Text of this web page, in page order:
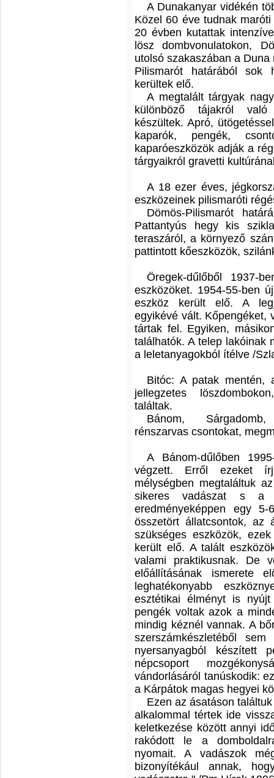
A Dunakanyar vidékén
Közel 60 éve tudnak
20 évben kutattak
lösz dombvonulatokon,
utolsó szakaszában a
Pilismarót határából sok
kerültek elő.
A megtalált tárgyak
különböző tájakról
készültek. Apró,
kaparók, pengék,
kaparóeszközök adják a
tárgyaikról gravetti
A 18 ezer éves,
eszközeinek pilismaróti
Dömös-Pilismarót
Pattantyús hegy kis
teraszáról, a környező
pattintott kőeszközök,
Öregek-dűlőből 1937-
eszközöket. 1954-55-ben
eszköz került elő. A
egyikévé vált. Kőpengéket,
tártak fel. Egyiken,
találhatók. A telep lakóinak
a leletanyagokból ítélve /
Bitóc: A patak mentén,
jellegzetes
találtak.
Bánom,
rénszarvas csontokat,
A Bánom-dűlőben
végzett. Erről ezeket
mélységben megtaláltuk
sikeres vadászat s a
eredményeképpen egy
összetört állatcsontok, az
szükséges eszközök,
került elő. A talált
valami praktikusnak. De
előállításának ismerete
leghatékonyabb
esztétikai élményt is
pengék voltak azok a
mindig kéznél vannak. A
szerszámkészletéből
nyersanyagból készített
népcsoport
vándorlásáról tanúskodik:
a Kárpátok magas hegyei
Ezen az ásatáson
alkalommal tértek ide
keletkezése között annyi
rakódott le a
nyomait. A vadászok
bizonyítékául annak,